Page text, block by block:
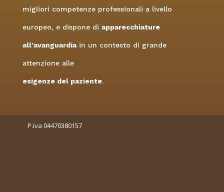
migliori competenze professionali a livello
europeo, e dispone di apparecchiature
all’avanguardiain un contesto di grande
attenzione alle
esigenze del paziente.
P.iva 04470380157